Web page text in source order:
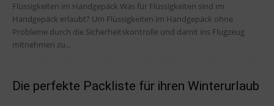
Flüssigkeiten im Handgepäck Was für Flüssigkeiten sind im
Handgepäck erlaubt? Um Flüssigkeiten im Handgepäck ohne
Probleme durch die Sicherheitskontrolle und damit ins Flugzeug
mitnehmen zu...
Die perfekte Packliste für ihren Winterurlaub